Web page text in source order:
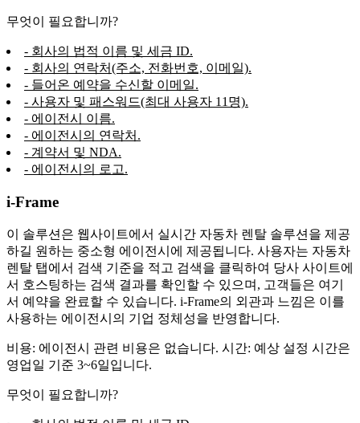
무엇이 필요합니까?
- 회사의 법적 이름 및 세금 ID.
- 회사의 연락처(주소, 전화번호, 이메일).
- 들어온 예약을 수신할 이메일.
- 사용자 및 패스워드(최대 사용자 11명).
- 에이전시 이름.
- 에이전시의 연락처.
- 계약서 및 NDA.
- 에이전시의 로고.
i-Frame
이 솔루션은 웹사이트에서 실시간 자동차 렌탈 솔루션을 제공
하길 원하는 중소형 에이전시에 제공됩니다. 사용자는 자동차
렌탈 탭에서 검색 기준을 적고 검색을 클릭하여 당사 사이트에
서 호스팅하는 검색 결과를 확인할 수 있으며, 고객들은 여기
서 예약을 완료할 수 있습니다. i-Frame의 외관과 느낌은 이를
사용하는 에이전시의 기업 정체성을 반영합니다.
비용: 에이전시 관련 비용은 없습니다. 시간: 예상 설정 시간은
영업일 기준 3~6일입니다.
무엇이 필요합니까?